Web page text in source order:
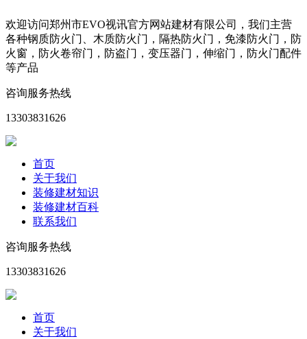
欢迎访问郑州市EVO视讯官方网站建材有限公司，我们主营
各种钢质防火门、木质防火门，隔热防火门，免漆防火门，防
火窗，防火卷帘门，防盗门，变压器门，伸缩门，防火门配件
等产品
咨询服务热线
13303831626
首页
关于我们
装修建材知识
装修建材百科
联系我们
咨询服务热线
13303831626
首页
关于我们